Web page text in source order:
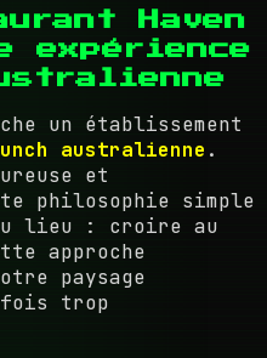
Haven
expérience
un établissement
australienne .
et
philosophie simple
lieu : croire au
approche
paysage
trop